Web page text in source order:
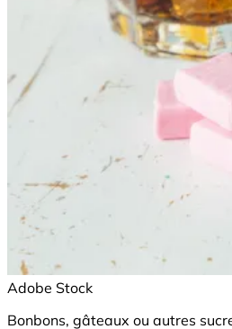
Adobe Stock
Bonbons, gâteaux ou autres